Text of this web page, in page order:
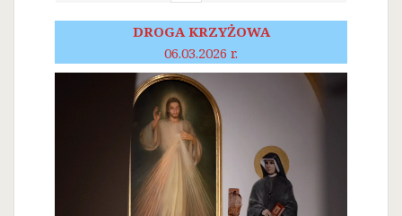
DROGA KRZYŻOWA
06.03.2026 r.